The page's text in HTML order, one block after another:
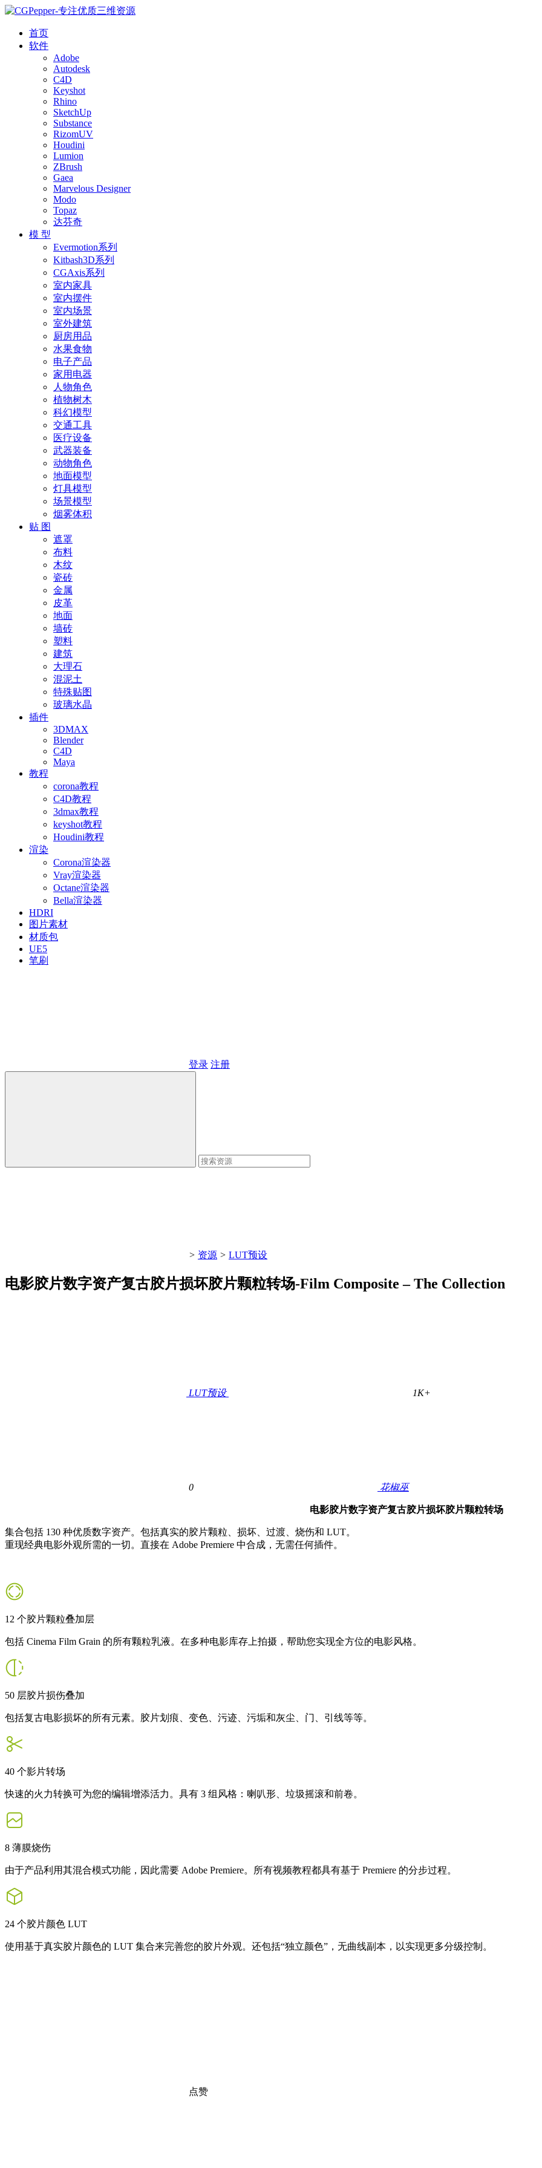
首页
软件
Adobe
Autodesk
C4D
Keyshot
Rhino
SketchUp
Substance
RizomUV
Houdini
Lumion
ZBrush
Gaea
Marvelous Designer
Modo
Topaz
达芬奇
模 型
Evermotion系列
Kitbash3D系列
CGAxis系列
室内家具
室内摆件
室内场景
室外建筑
厨房用品
水果食物
电子产品
家用电器
人物角色
植物树木
科幻模型
交通工具
医疗设备
武器装备
动物角色
地面模型
灯具模型
场景模型
烟雾体积
贴 图
遮罩
布料
木纹
瓷砖
金属
皮革
地面
墙砖
塑料
建筑
大理石
混泥土
特殊贴图
玻璃水晶
插件
3DMAX
Blender
C4D
Maya
教程
corona教程
C4D教程
3dmax教程
keyshot教程
Houdini教程
渲染
Corona渲染器
Vray渲染器
Octane渲染器
Bella渲染器
HDRI
图片素材
材质包
UE5
笔刷
登录 注册
> 资源 > LUT预设
电影胶片数字资产复古胶片损坏胶片颗粒转场-Film Composite – The Collection
LUT预设 1K+
0 花椒巫
电影胶片数字资产复古胶片损坏胶片颗粒转场
集合包括 130 种优质数字资产。 包括真实的胶片颗粒、损坏、过渡、烧伤和 LUT。
重现经典电影外观所需的一切。直接在 Adob​​e Premiere 中合成，无需任何插件。
12 个胶片颗粒叠加层
包括 Cinema Film Grain 的所有颗粒乳液。在多种电影库存上拍摄，帮助您实现全方位的电影风格。
50 层胶片损伤叠加
包括复古电影损坏的所有元素。胶片划痕、变色、污迹、污垢和灰尘、门、引线等等。
40 个影片转场
快速的火力转换可为您的编辑增添活力。具有 3 组风格：喇叭形、垃圾摇滚和前卷。
8 薄膜烧伤
由于产品利用其混合模式功能，因此需要 Adob​​e Premiere。所有视频教程都具有基于 Premiere 的分步过程。
24 个胶片颜色 LUT
使用基于真实胶片颜色的 LUT 集合来完善您的胶片外观。还包括“独立颜色”，无曲线副本，以实现更多分级控制。
点赞